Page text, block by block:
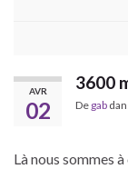
AVR
02
3600
De gab
Là nous sommes